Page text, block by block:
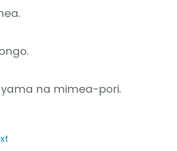
na mimea-pori.